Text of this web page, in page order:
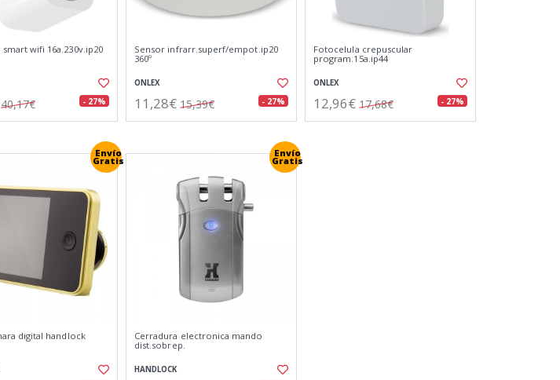
wifi 16a.230v.ip20
40,17€ - 27%
Sensor infrarr.superf/empot.ip20
360º
ONLEX
11,28€ 15,39€ - 27%
Fotocelula crepuscular
program.15a.ip44
ONLEX
12,96€ 17,68€ - 27%
Envío
Gratis
digital handlock
Envío
Gratis
Cerradura electronica mando
dist.sobrep.
HANDLOCK